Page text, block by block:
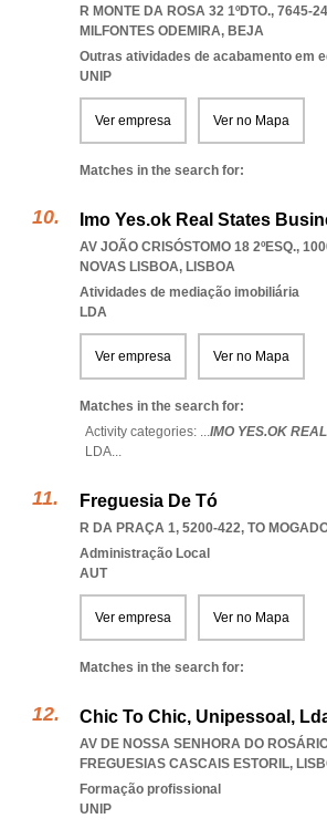
R MONTE DA ROSA 32 1ºDTO., 7645-
MILFONTES ODEMIRA, BEJA
Outras atividades de acabamento em
UNIP
Ver empresa Ver no Mapa
Matches in the search for:
Imo Yes.ok Real States
AV JOÃO CRISÓSTOMO 18 2ºESQ.,
NOVAS LISBOA, LISBOA
Atividades de mediação imobiliária
LDA
Ver empresa Ver no Mapa
Matches in the search for:
Activity categories: ...IMO YES.OK
LDA...
Freguesia De Tó
R DA PRAÇA 1, 5200-422, TO
Administração Local
AUT
Ver empresa Ver no Mapa
Matches in the search for:
Chic To Chic, Unipessoal,
AV DE NOSSA SENHORA DO
FREGUESIAS CASCAIS ESTORIL,
Formação profissional
UNIP